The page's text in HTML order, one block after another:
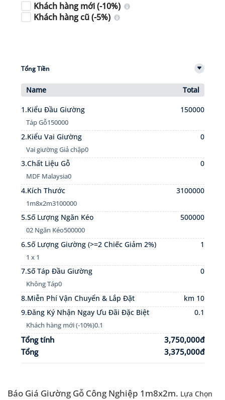
Khách hàng mới (-10%)
Khách hàng cũ (-5%)
Tổng Tiền
Name Total
1.Kiểu Đầu Giường
Táp Gỗ150000
150000
2.Kiểu Vai Giường
Vai giường Giả chập0
0
3.Chất Liệu Gỗ
MDF Malaysia0
0
4.Kích Thước
1m8x2m3100000
3100000
5.Số Lượng Ngăn Kéo
02 Ngăn Kéo500000
500000
6.Số Lượng Giường (>=2 Chiếc Giảm 2%)
1 x 1
1
7.Số Táp Đầu Giường
Không Táp0
0
8.Miễn Phí Vận Chuyển & Lắp Đặt
km 10
9.Đăng Ký Nhận Ngay Ưu Đãi Đặc Biệt
Khách hàng mới (-10%)0.1
0.1
Tổng tính
3,750,000đ
Tổng
3,375,000đ
Báo Giá Giường Gỗ Công Nghiệp 1m8x2m. Lựa Chọn